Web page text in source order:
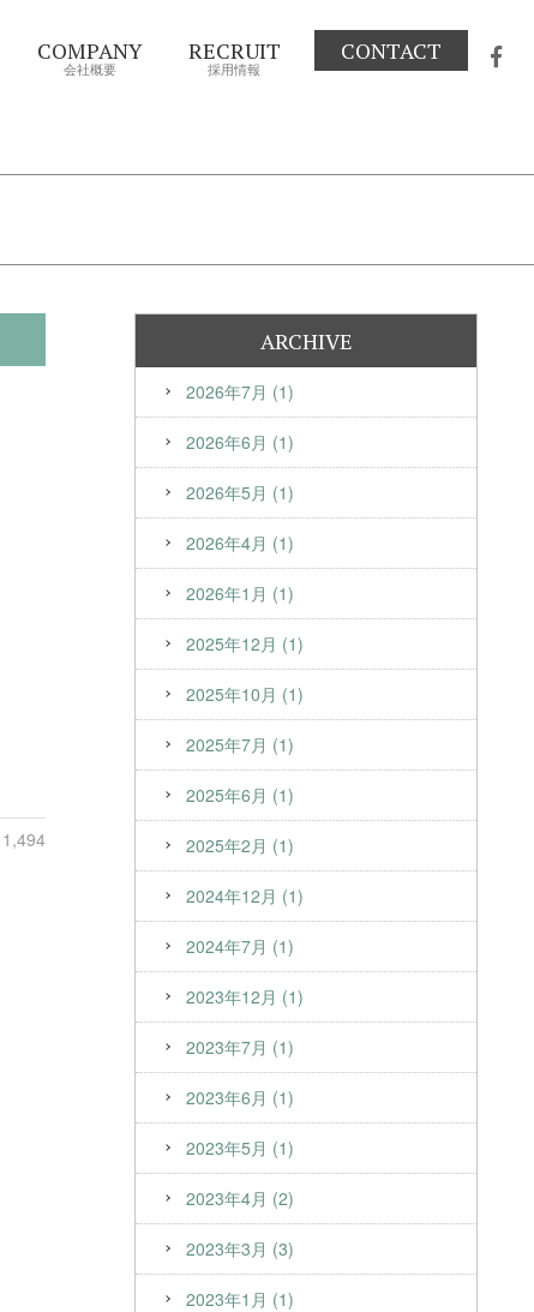
COMPANY
会社概要
RECRUIT
採用情報
CONTACT
1,494
ARCHIVE
2026年7月 (1)
2026年6月 (1)
2026年5月 (1)
2026年4月 (1)
2026年1月 (1)
2025年12月 (1)
2025年10月 (1)
2025年7月 (1)
2025年6月 (1)
2025年2月 (1)
2024年12月 (1)
2024年7月 (1)
2023年12月 (1)
2023年7月 (1)
2023年6月 (1)
2023年5月 (1)
2023年4月 (2)
2023年3月 (3)
2023年1月 (1)